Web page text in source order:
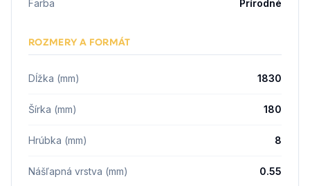
Farba Prírodné
ROZMERY A FORMÁT
Dĺžka (mm) 1830
Šírka (mm) 180
Hrúbka (mm) 8
Nášľapná vrstva (mm) 0.55